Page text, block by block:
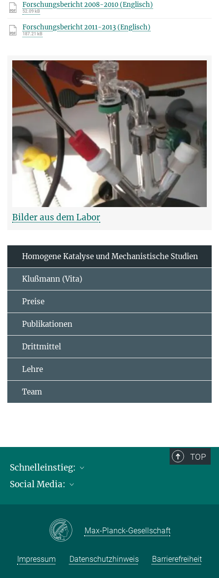
Forschungsbericht 2008-2010 (Englisch)
52.09 kB
Forschungsbericht 2011-2013 (Englisch)
187.21 kB
Bilder aus dem Labor
Homogene Katalyse und Mechanistische Studien
Klußmann (Vita)
Preise
Publikationen
Drittmittel
Lehre
Team
TOP
Schnelleinstieg:
Publikationen
Kontakt und Anfahrtsbeschreibung
Social Media:
Max-Planck-Gesellschaft
Impressum Datenschutzhinweis Barrierefreiheit